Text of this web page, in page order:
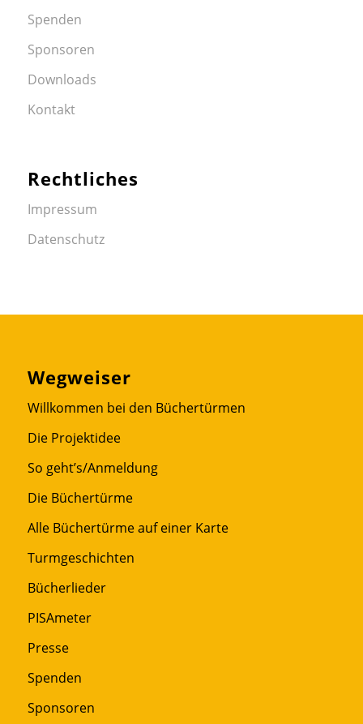
Spenden
Sponsoren
Downloads
Kontakt
Rechtliches
Impressum
Datenschutz
Wegweiser
Willkommen bei den Büchertürmen
Die Projektidee
So geht’s/Anmeldung
Die Büchertürme
Alle Büchertürme auf einer Karte
Turmgeschichten
Bücherlieder
PISAmeter
Presse
Spenden
Sponsoren